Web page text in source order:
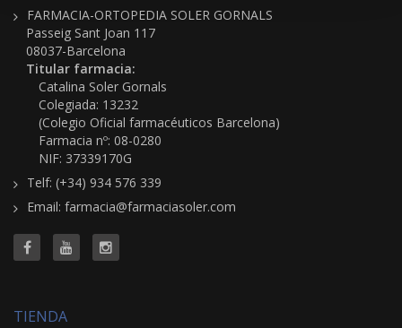
FARMACIA-ORTOPEDIA SOLER GORNALS
Passeig Sant Joan 117
08037-Barcelona
Titular farmacia:
Catalina Soler Gornals
Colegiada: 13232
(Colegio Oficial farmacéuticos Barcelona)
Farmacia nº: 08-0280
NIF: 37339170G
Telf: (+34) 934 576 339
Email: farmacia@farmaciasoler.com
TIENDA